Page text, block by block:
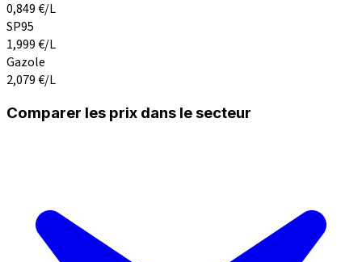
0,849€/L
SP95
1,999€/L
Gazole
2,079€/L
Comparer les prix dans le secteur